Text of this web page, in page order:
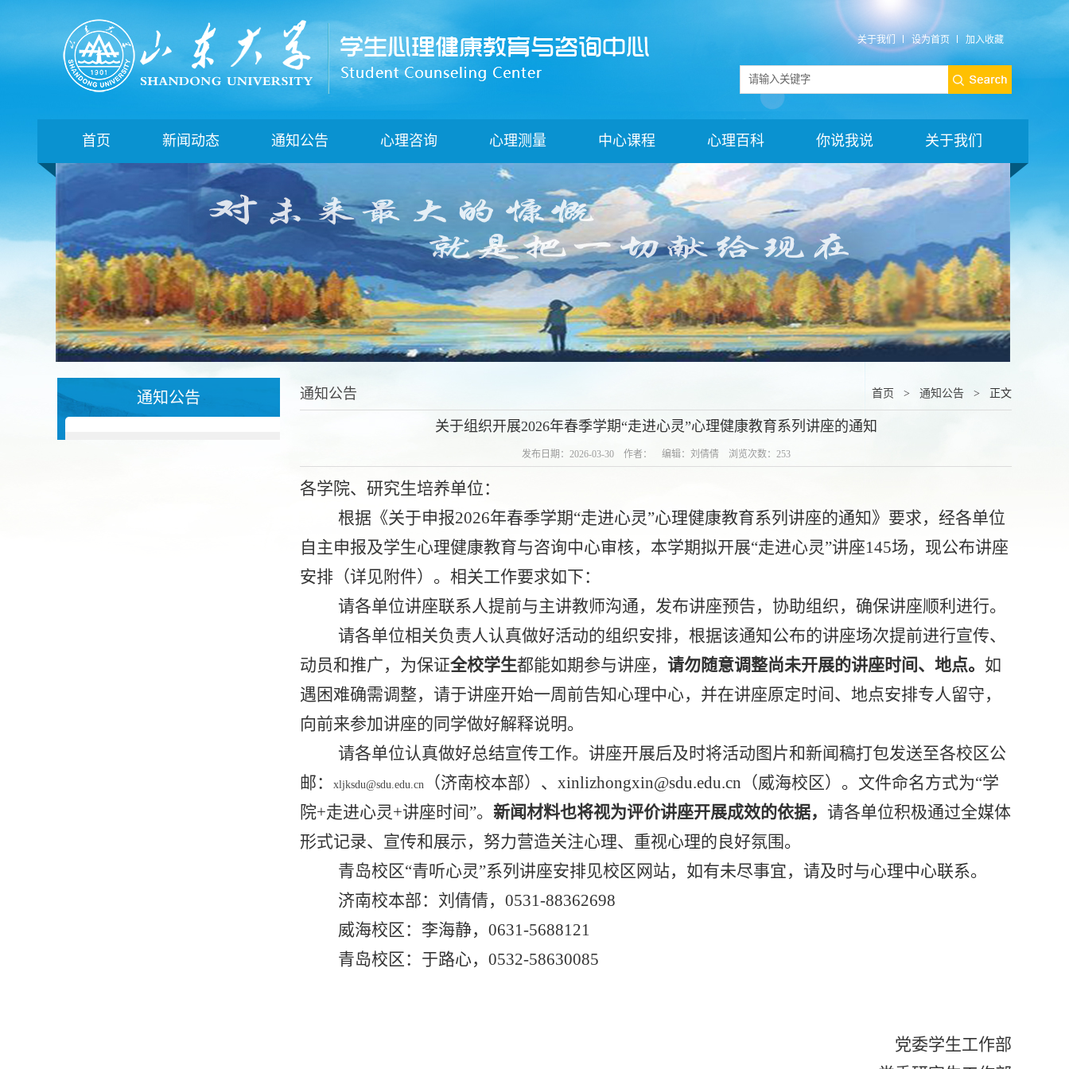
关于我们 设为首页 加入收藏
首页 新闻动态 通知公告 心理咨询 心理测量 中心课程 心理百科 你说我说 关于我们
通知公告 首页 > 通知公告 > 正文
通知公告
关于组织开展2026年春季学期“走进心灵”心理健康教育系列讲座的通知
发布日期：2026-03-30 作者： 编辑：刘倩倩 浏览次数： 253
各学院、研究生培养单位：
根据《关于申报2026年春季学期“走进心灵”心理健康教育系列讲座的通知》要求，经各单位
自主申报及学生心理健康教育与咨询中心审核，本学期拟开展“走进心灵”讲座145场，现公布讲座
安排 （详见附件）。相关工作要求如下：
请各单位讲座联系人提前与主讲教师沟通，发布讲座预告，协助组织，确保讲座顺利进行。
请各单位相关负责人认真做好活动的组织安排，根据该通知公布的讲座场次提前进行宣传、
动员和推广，为保证全校学生都能如期参与讲座， 请勿随意调整尚未开展的讲座时间、地点。 如
遇困难确需调整，请于讲座开始一周前告知心理中心， 并在讲座原定时间、地点安排专人留守，
向前来参加讲座的同学做好解释说明。
请各单位认真做好总结宣传工作。讲座开展后及时将活动图片和新闻稿打包发送至各校区公
邮：
xljksdu@sdu.edu.cn （济南校本部）、 xinlizhongxin@sdu.edu.cn （威海校区）。文件命名方式为“学
院+走进心灵+讲座时间”。 新闻材料也将视为评价讲座开展成效的依据， 请各单位积极通过全媒体
形式记录、宣传和展示，努力营造关注心理、重视心理的良好氛围。
青岛校区“青听心灵”系列 讲座安排见校区网站，如有未尽事宜，请及时与心理中心联系。
济南校本部： 刘倩倩， 0531-88362698
威海校区：李海静， 0631-5688121
青岛校区：于路心， 0532-58630085
党委学生工作部